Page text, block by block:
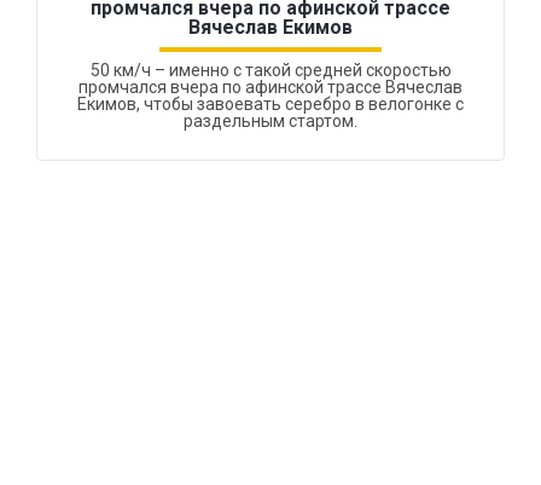
промчался вчера по афинской трассе
Вячеслав Екимов
50 км/ч – именно с такой средней скоростью
промчался вчера по афинской трассе Вячеслав
Екимов, чтобы завоевать серебро в велогонке с
раздельным стартом.